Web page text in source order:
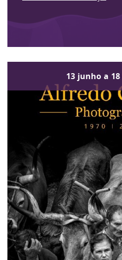
13 junho a 18